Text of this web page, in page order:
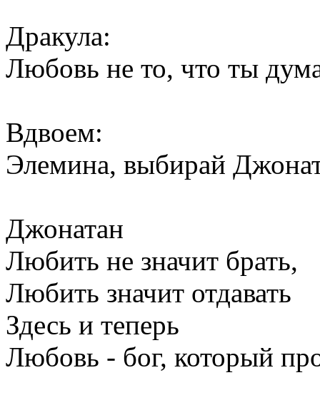
Дракула:
Любовь не то, что ты
Вдвоем:
Элемина, выбирай
Джонатан
Любить не значит брать,
Любить значит отдавать
Здесь и теперь
Любовь - бог, который